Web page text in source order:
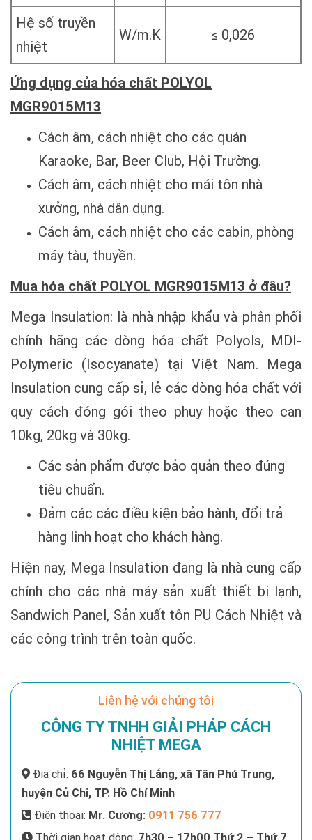
Hệ số truyền
nhiệt
W/m.K ≤ 0,026
Ứng dụng của hóa chất POLYOL
MGR9015M13
Cách âm, cách nhiệt cho các quán
Karaoke, Bar, Beer Club, Hội Trường.
Cách âm, cách nhiệt cho mái tôn nhà
xưởng, nhà dân dụng.
Cách âm, cách nhiệt cho các cabin, phòng
máy tàu, thuyền.
Mua hóa chất POLYOL MGR9015M13 ở đâu?
Mega Insulation: là nhà nhập khẩu và phân phối
chính hãng các dòng hóa chất Polyols, MDI-
Polymeric (Isocyanate) tại Việt Nam. Mega
Insulation cung cấp sỉ, lẻ các dòng hóa chất với
quy cách đóng gói theo phuy hoặc theo can
10kg, 20kg và 30kg.
Các sản phẩm được bảo quản theo đúng
tiêu chuẩn.
Đảm các các điều kiện bảo hành, đổi trả
hàng linh hoạt cho khách hàng.
Hiện nay, Mega Insulation đang là nhà cung cấp
chính cho các nhà máy sản xuất thiết bị lạnh,
Sandwich Panel, Sản xuất tôn PU Cách Nhiệt và
các công trình trên toàn quốc.
Liên hệ với chúng tôi
CÔNG TY TNHH GIẢI PHÁP CÁCH
NHIỆT MEGA
Địa chỉ: 66 Nguyễn Thị Lắng, xã Tân Phú Trung,
huyện Củ Chi, TP. Hồ Chí Minh
Điện thoại: Mr. Cương: 0911 756 777